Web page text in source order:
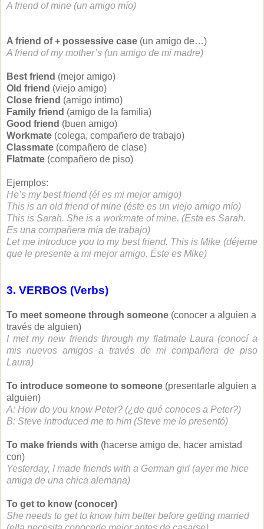
A friend of mine (un amigo mío)
A friend of + possessive case (un amigo de…)
A friend of my mother’s (un amigo de mi madre)
Best friend (mejor amigo)
Old friend (viejo amigo)
Close friend (amigo íntimo)
Family friend (amigo de la familia)
Good friend (buen amigo)
Workmate (colega, compañero de trabajo)
Classmate (compañero de clase)
Flatmate (compañero de piso)
Ejemplos:
He’s my best friend (él es mi mejor amigo)
This is an old friend of mine (éste es un viejo amigo mío)
This is Sarah. She is a workmate of mine. (Esta es Sarah.
Es una compañera mía de trabajo)
Let me introduce you to my best friend. This is Mike (déjeme
que le presente a mi mejor amigo. Éste es Mike)
3. VERBOS (Verbs)
To meet someone through someone (conocer a alguien a
través de alguien)
I met my new friends through my flatmate Laura (conocí a
mis nuevos amigos a través de mi compañera de piso
Laura)
To introduce someone to someone (presentarle alguien a
alguien)
A: How do you know Peter? (¿de qué conoces a Peter?)
B: Steve introduced me to him (Steve me lo presentó)
To make friends with (hacerse amigo de, hacer amistad
con)
Yesterday, I made friends with a German girl (ayer me hice
amiga de una chica alemana)
To get to know (conocer)
She needs to get to know him better before getting married